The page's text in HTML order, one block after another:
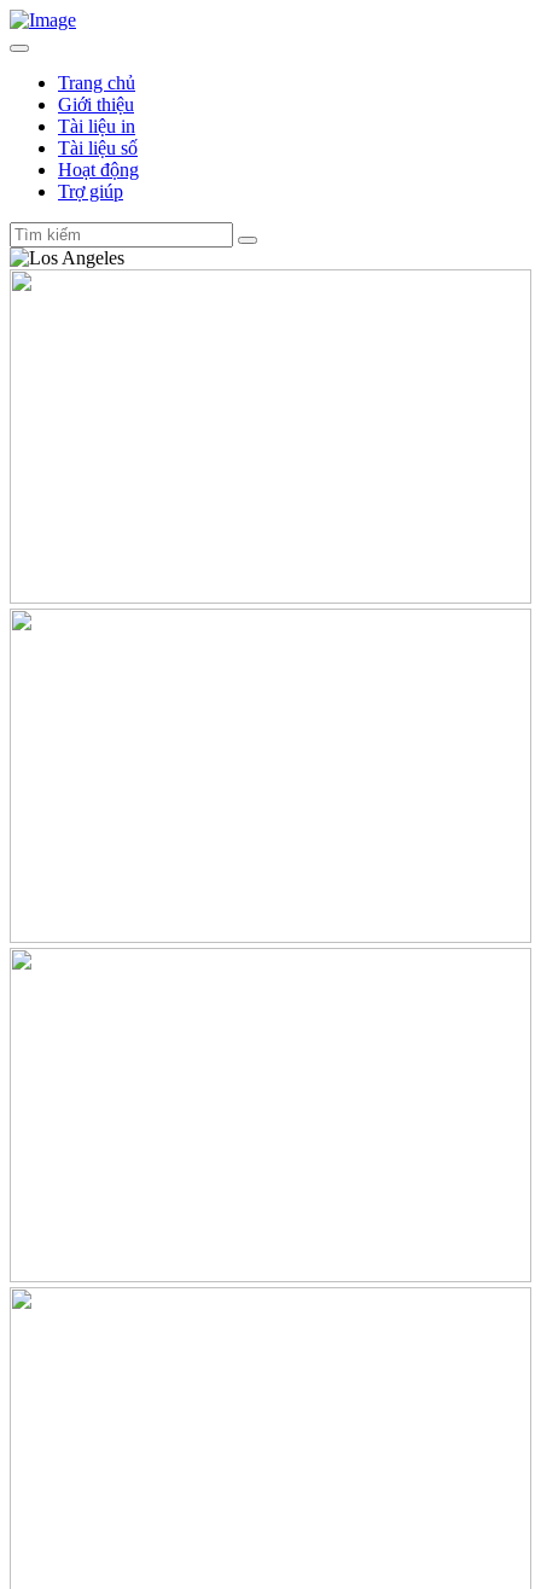
Trang chủ
Giới thiệu
Tài liệu in
Tài liệu số
Hoạt động
Trợ giúp